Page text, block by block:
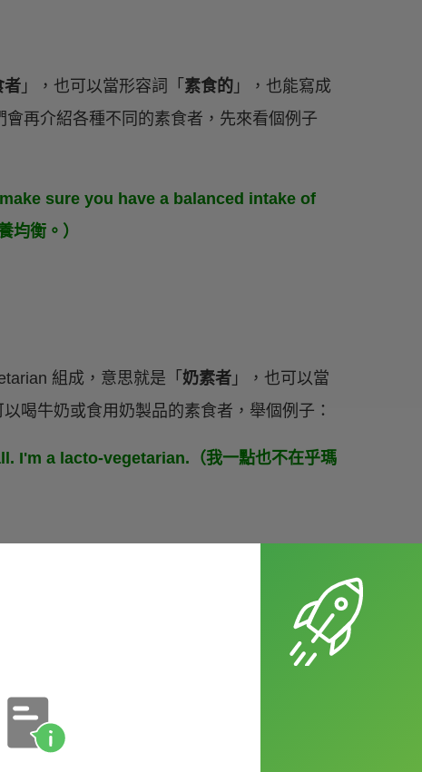
者 」，也可以當形容詞「 素食的 」，也能寫成
再介紹各種不同的素食者，先來看個例子
sure you have a balanced intake of
均衡。）
組成，意思就是「 奶素者 」，也可以當
喝牛奶或食用奶製品的素食者，舉個例子：
I'm a lacto-vegetarian.（我一點也不在乎瑪
組成，意思是「
」，也可以
但是會食用蛋類的素食者，舉個例子：
some egg dishes for you. Bon
蛋料理給你。好好享用吧！）